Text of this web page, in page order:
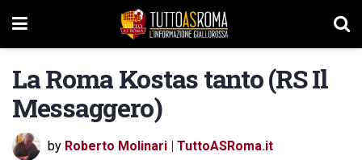
La Roma Kostas tanto (RS Il
Messaggero)
by Roberto Molinari | TuttoASRoma.it